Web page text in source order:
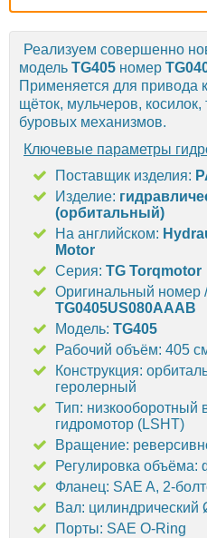
Реализуем совершенно
модель TG405 номер
Применяется для привода
щёток, мульчеров,
буровых механизмов.
Ключевые параметры
Поставщик изделия:
Изделие:
(орбитальный)
На английском:
Motor
Серия: TG Torqmotor
Оригинальный номер /
TG0405US080AAAB
Модель: TG405
Рабочий объём: 405
Конструкция:
геролерный
Тип: низкооборотный
гидромотор (LSHT)
Вращение:
Регулировка
Фланец: SAE A, 2-
Вал:
Порты: SAE O-Ring